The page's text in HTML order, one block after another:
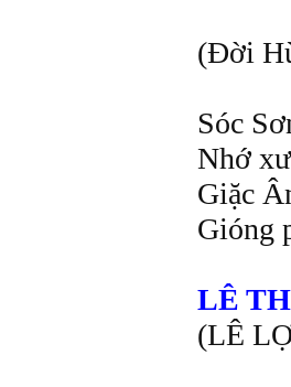
(Đời
Sóc
Nhớ
Giặc
Gióng
LÊ
(LÊ